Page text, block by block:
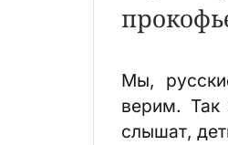
Мы,
верим. Так
слышат,